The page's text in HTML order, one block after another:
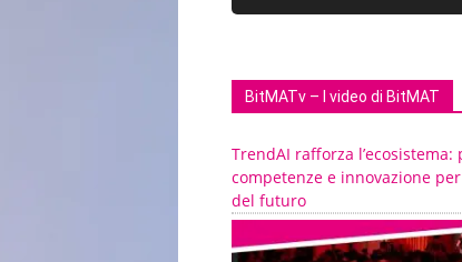
BitMATv – I video di BitMAT
TrendAI rafforza
competenze e innovazione
del futuro